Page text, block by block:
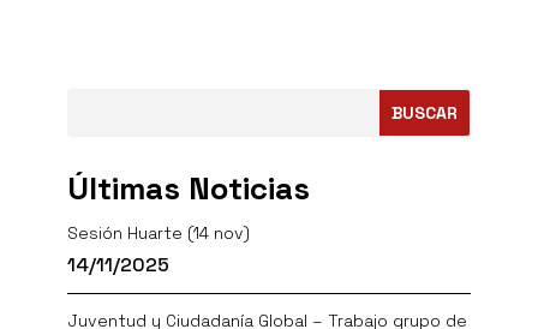
BUSCAR
Últimas Noticias
Sesión Huarte (14 nov)
14/11/2025
Juventud y Ciudadanía Global – Trabajo grupo de